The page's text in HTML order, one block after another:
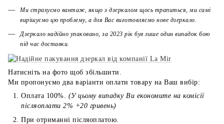
Ми страхуємо вантаж, якщо з дзеркалом щось трапиться, ми самі
вирішуємо цю проблему, а для Вас виготовляємо нове дзеркало.
Дзеркало надійно упаковано, за 2023 рік був лише один випадок бою
під час доставки.
Натисніть на фото щоб збільшити.
Ми пропонуємо два варіанти оплати товару на Ваш вибір:
Оплата 100%. (У цьому випадку Ви економите на комісії
післяоплати 2% +20 гривень)
При отриманні післяоплатою.